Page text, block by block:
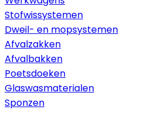
Stofwissystemen
Dweil- en mopsystemen
Afvalzakken
Afvalbakken
Poetsdoeken
Glaswasmaterialen
Sponzen